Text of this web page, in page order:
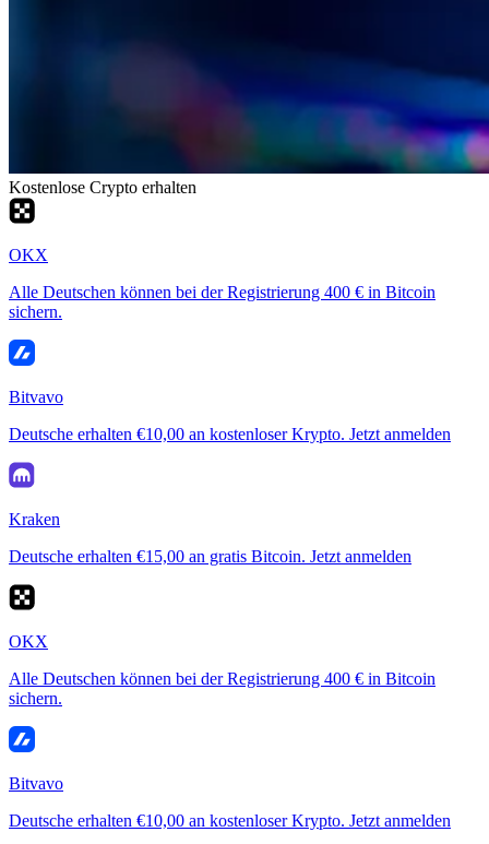
Kostenlose Crypto erhalten
OKX
Alle Deutschen können bei der Registrierung 400 € in Bitcoin
sichern.
Bitvavo
Deutsche erhalten €10,00 an kostenloser Krypto. Jetzt anmelden
Kraken
Deutsche erhalten €15,00 an gratis Bitcoin. Jetzt anmelden
OKX
Alle Deutschen können bei der Registrierung 400 € in Bitcoin
sichern.
Bitvavo
Deutsche erhalten €10,00 an kostenloser Krypto. Jetzt anmelden